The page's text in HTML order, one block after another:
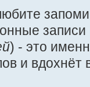
) - это
и